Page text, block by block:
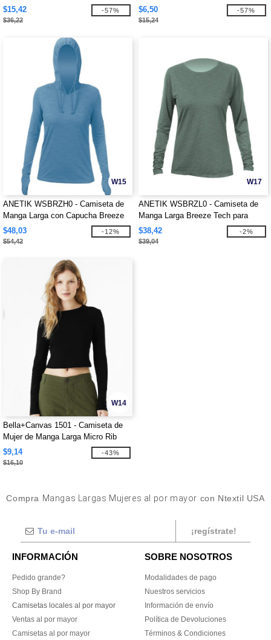
Damas
$15,42
$36,22
-57%
$6,50
$15,24
-57%
W15
ANETIK WSBRZH0 - Camiseta de
Manga Larga con Capucha Breeze
Tech para Mujer
$48,03
$54,42
-12%
W17
ANETIK WSBRZL0 - Camiseta de
Manga Larga Breeze Tech para
Mujer
$38,42
$39,04
-2%
W14
Bella+Canvas 1501 - Camiseta de
Mujer de Manga Larga Micro Rib
Baby Tee
$9,14
$16,10
-43%
Compra Mangas Largas Mujeres al por mayor con Ntextil USA
¡regístrate!
INFORMACIÓN
Pedido grande?
Shop By Brand
Camisetas locales al por mayor
Ventas al por mayor
Camisetas al por mayor
SOBRE NOSOTROS
Modalidades de pago
Nuestros servicios
Información de envío
Política de Devoluciones
Términos & Condiciones